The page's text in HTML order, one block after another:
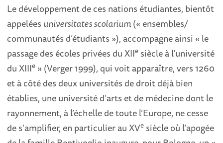
Le développement de ces nations étudiantes, bientôt
appelées universitates scolarium(« ensembles/
communautés d’étudiants »), accompagne ainsi « le
passage des écoles privées du XIIe siècle à l’université
du XIIIe » (Verger 1999), qui voit apparaître, vers 1260
et à côté des deux universités de droit déjà bien
établies, une université d’arts et de médecine dont le
rayonnement, à l’échelle de toute l’Europe, ne cesse
de s’amplifier, en particulier au XVe siècle où l’apogée